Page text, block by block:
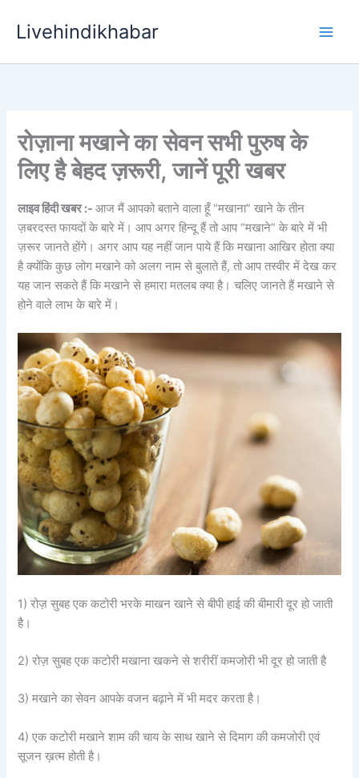
Livehindikhabar
रोज़ाना मखाने का सेवन सभी पुरुष के
लिए है बेहद ज़रूरी, जानें पूरी खबर
लाइव हिंदी खबर :-आज मैं आपको बताने वाला हूँ “मखाना” खाने के तीन
ज़बरदस्त फायदों के बारे में। आप अगर हिन्दू हैं तो आप “मखाने” के बारे में भी
ज़रूर जानते होंगे। अगर आप यह नहीं जान पाये हैं कि मखाना आखिर होता क्या
है क्योंकि कुछ लोग मखाने को अलग नाम से बुलाते हैं, तो आप तस्वीर में देख कर
यह जान सकते हैं कि मखाने से हमारा मतलब क्या है। चलिए जानते हैं मखाने से
होने वाले लाभ के बारे में।
1) रोज़ सुबह एक कटोरी भरके माखन खाने से बीपी हाई की बीमारी दूर हो जाती
है।
2) रोज़ सुबह एक कटोरी मखाना खकने से शरीरीं कमजोरी भी दूर हो जाती है
3) मखाने का सेवन आपके वजन बढ़ाने में भी मदर करता है।
4) एक कटोरी मखाने शाम की चाय के साथ खाने से दिमाग की कमजोरी एवं
सूजन ख़त्म होती है।